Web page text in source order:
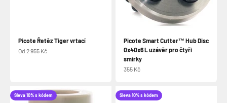
Picote Řetěz Tiger vrtací
Prodejní cena
Od 2 955 Kč
Picote Smart Cutter™ Hub Disc
0x40x6 L uzávěr pro čtyři
smirky
Prodejní cena
355 Kč
Sleva 10% s kódem Sleva 10% s kódem